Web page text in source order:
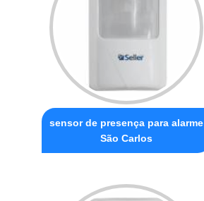
sensor de presença para alarme
São Carlos